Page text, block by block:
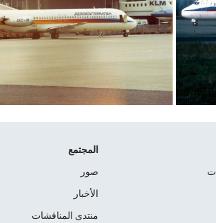
المجتمع
صور
الأخبار
منتدى المناقشات